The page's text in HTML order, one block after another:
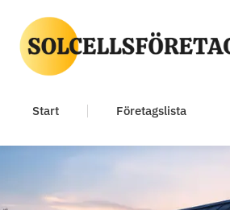
Start Företagslista